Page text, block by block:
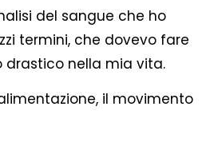
del sangue che ho
termini, che dovevo fare
nella mia vita.
il movimento